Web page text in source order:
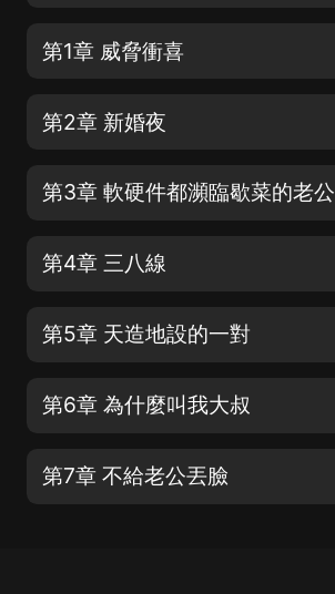
第1章 威脅衝喜
第2章 新婚夜
第3章 軟硬件都瀕臨歇菜的老公
第4章 三八線
第5章 天造地設的一對
第6章 為什麼叫我大叔
第7章 不給老公丟臉